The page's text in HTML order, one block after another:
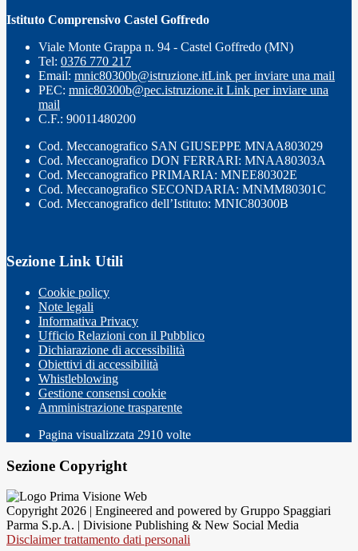
Istituto Comprensivo Castel Goffredo
Viale Monte Grappa n. 94 - Castel Goffredo (MN)
Tel: 0376 770 217
Email: mnic80300b@istruzione.itLink per inviare una mail
PEC: mnic80300b@pec.istruzione.it Link per inviare una
mail
C.F.: 90011480200
Cod. Meccanografico SAN GIUSEPPE MNAA803029
Cod. Meccanografico DON FERRARI: MNAA80303A
Cod. Meccanografico PRIMARIA: MNEE80302E
Cod. Meccanografico SECONDARIA: MNMM80301C
Cod. Meccanografico dell’Istituto: MNIC80300B
Sezione Link Utili
Cookie policy
Note legali
Informativa Privacy
Ufficio Relazioni con il Pubblico
Dichiarazione di accessibilità
Obiettivi di accessibilità
Whistleblowing
Gestione consensi cookie
Amministrazione trasparente
Pagina visualizzata 2910 volte
Sezione Copyright
Copyright 2026 | Engineered and powered by Gruppo Spaggiari
Parma S.p.A. | Divisione Publishing & New Social Media
Disclaimer trattamento dati personali